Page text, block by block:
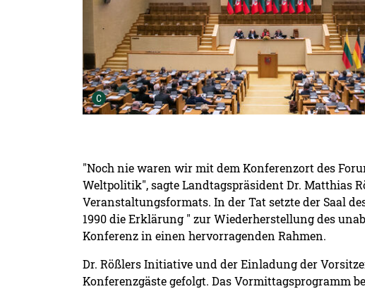
C Urheber der Grafik:
"Noch nie waren wir mit dem Konferenzort des
Weltpolitik", sagte Landtagspräsident Dr. Matthias
Veranstaltungsformats. In der Tat setzte der Saal
1990 die Erklärung " zur Wiederherstellung des
Konferenz in einen hervorragenden Rahmen.
Dr. Rößlers Initiative und der Einladung der
Konferenzgäste gefolgt. Das Vormittagsprogramm